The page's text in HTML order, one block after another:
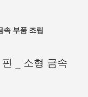
속 부품 조립
_ 소형 금속